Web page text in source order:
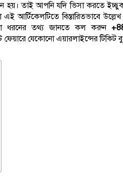
হয়। তাই আপনি যদি ভিসা করতে
আর্টিকেলটিতে বিস্তারিতভাবে
ধরনের তথ্য জানতে কল করুন
ফেয়ারে যেকোনো এয়ারলাইন্সের